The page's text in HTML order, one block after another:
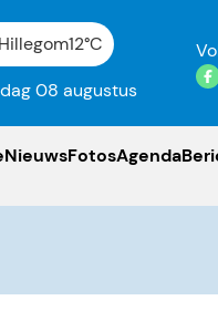
Hillegom12°C
08 augustus
NieuwsFotosAgenda